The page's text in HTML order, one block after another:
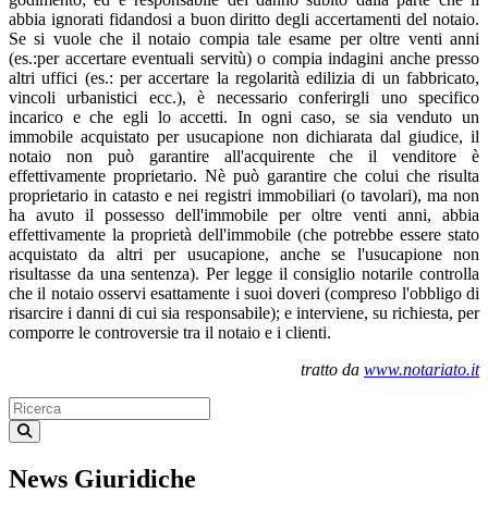
abbia ignorati fidandosi a buon diritto degli accertamenti del notaio.
Se si vuole che il notaio compia tale esame per oltre venti anni
(es.:per accertare eventuali servitù) o compia indagini anche presso
altri uffici (es.: per accertare la regolarità edilizia di un fabbricato,
vincoli urbanistici ecc.), è necessario conferirgli uno specifico
incarico e che egli lo accetti. In ogni caso, se sia venduto un
immobile acquistato per usucapione non dichiarata dal giudice, il
notaio non può garantire all'acquirente che il venditore è
effettivamente proprietario. Nè può garantire che colui che risulta
proprietario in catasto e nei registri immobiliari (o tavolari), ma non
ha avuto il possesso dell'immobile per oltre venti anni, abbia
effettivamente la proprietà dell'immobile (che potrebbe essere stato
acquistato da altri per usucapione, anche se l'usucapione non
risultasse da una sentenza). Per legge il consiglio notarile controlla
che il notaio osservi esattamente i suoi doveri (compreso l'obbligo di
risarcire i danni di cui sia responsabile); e interviene, su richiesta, per
comporre le controversie tra il notaio e i clienti.
tratto da www.notariato.it
News Giuridiche